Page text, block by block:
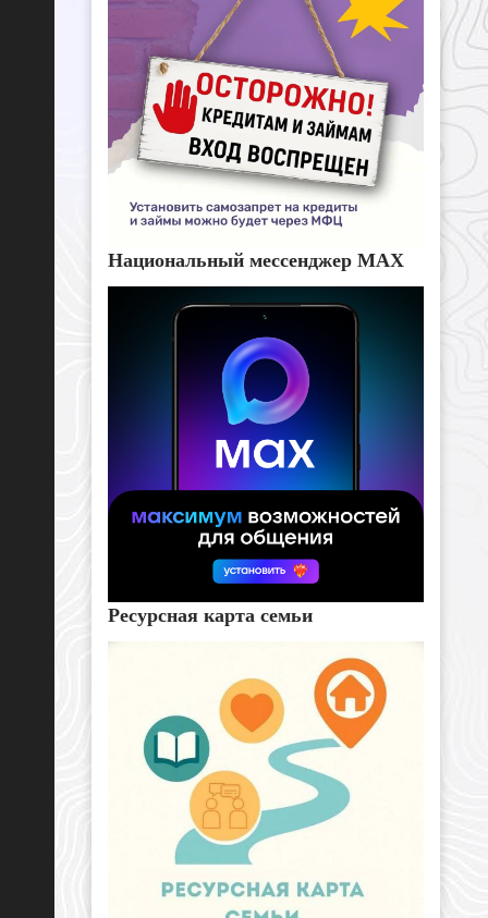
Национальный мессенджер MAX
Ресурсная карта семьи